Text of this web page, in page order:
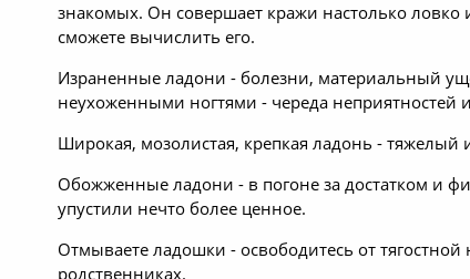
знакомых. Он совершает кражи настолько ловко
сможете вычислить его.
Израненные ладони - болезни, материальный
неухоженными ногтями - череда неприятностей
Широкая, мозолистая, крепкая ладонь - тяжелый
Обожженные ладони - в погоне за достатком и
упустили нечто более ценное.
Отмываете ладошки - освободитесь от тягостной
родственниках.